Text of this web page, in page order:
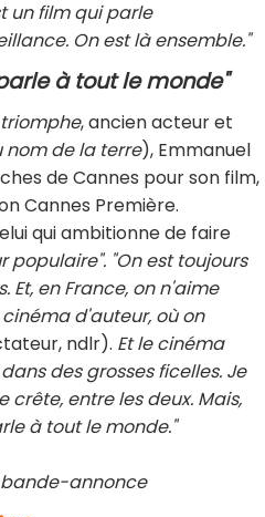
un film qui parle
On est là ensemble."
à tout le monde"
triomphe, ancien acteur et
nom de la terre), Emmanuel
de Cannes pour son film,
Cannes Première.
qui ambitionne de faire
populaire". "On est toujours
Et, en France, on n'aime
d'auteur, où on
ndlr). Et le cinéma
des grosses ficelles. Je
crête, entre les deux. Mais,
à tout le monde."
annonce